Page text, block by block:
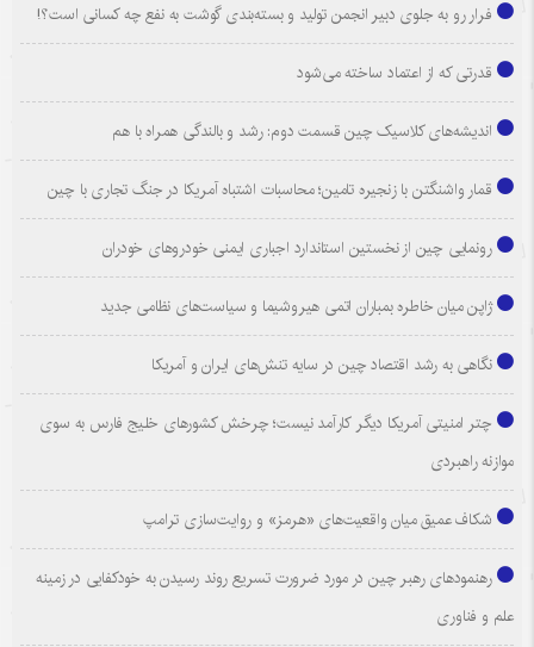
فرار رو به جلوی دبیر انجمن تولید و بسته‌بندی گوشت به نفع چه کسانی است؟!
قدرتی که از اعتماد ساخته می‌شود
اندیشه‌های کلاسیک چین قسمت دوم: رشد و بالندگی همراه با هم
قمار واشنگتن با زنجیره تامین؛ محاسبات اشتباه آمریکا در جنگ تجاری با چین
رونمایی چین از نخستین استاندارد اجباری ایمنی خودروهای خودران
ژاپن میان خاطره بمباران اتمی هیروشیما و سیاست‌های نظامی جدید
نگاهی به رشد اقتصاد چین در سایه تنش‌های ایران و آمریکا
چتر امنیتی آمریکا دیگر کارآمد نیست؛ چرخش کشورهای خلیج فارس به سوی
موازنه راهبردی
شکاف عمیق میان واقعیت‌های «هرمز» و روایت‌سازی ترامپ
رهنمودهای رهبر چین در مورد ضرورت تسریع روند رسیدن به خودکفایی در زمینه
علم و فناوری